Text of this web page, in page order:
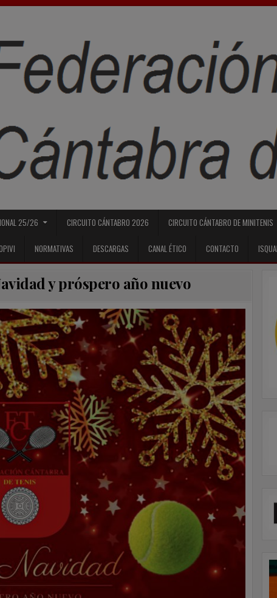
25/26 CIRCUITO CÁNTABRO 2026 CIRCUITO CÁNTABRO DE MINITENIS
NORMATIVAS DESCARGAS CANAL ÉTICO CONTACTO
y próspero año nuevo